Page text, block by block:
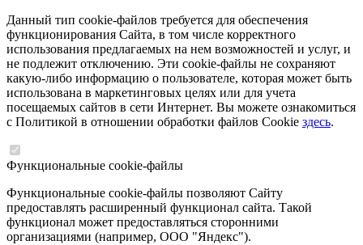
Данный тип cookie-файлов требуется для обеспечения
функционирования Сайта, в том числе корректного
использования предлагаемых на нем возможностей и услуг, и
не подлежит отключению. Эти cookie-файлы не сохраняют
какую-либо информацию о пользователе, которая может быть
использована в маркетинговых целях или для учета
посещаемых сайтов в сети Интернет. Вы можете ознакомиться
с Политикой в отношении обработки файлов Cookie здесь.
Функциональные cookie-файлы
Функциональные cookie-файлы позволяют Сайту
предоставлять расширенный функционал сайта. Такой
функционал может предоставляться сторонними
организациями (например, ООО "Яндекс").